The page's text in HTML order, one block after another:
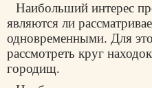
Наибольший интерес
являются ли
одновременными. Для
рассмотреть круг
городищ.